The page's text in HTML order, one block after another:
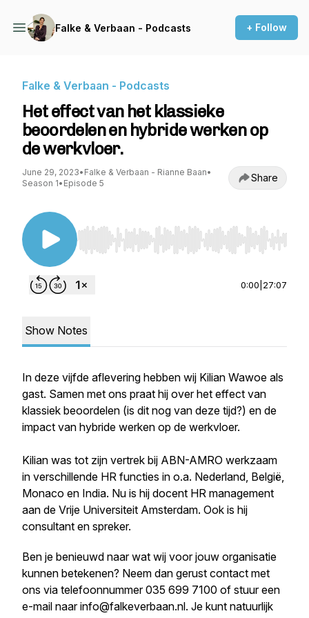
Falke & Verbaan - Podcasts + Follow
Falke & Verbaan - Podcasts
Het effect van het klassieke
beoordelen en hybride werken op
de werkvloer.
June 29, 2023• Falke & Verbaan - Rianne Baan•
Season 1• Episode 5 Share
Use Left/Right to seek, Home/End to jump to
0:00 27:07
Show Notes
In deze vijfde aflevering hebben wij Kilian Wawoe als
gast. Samen met ons praat hij over het effect van
klassiek beoordelen (is dit nog van deze tijd?) en de
impact van hybride werken op de werkvloer.
Kilian was tot zijn vertrek bij ABN-AMRO werkzaam
in verschillende HR functies in o.a. Nederland, België,
Monaco en India. Nu is hij docent HR management
aan de Vrije Universiteit Amsterdam. Ook is hij
consultant en spreker.
Ben je benieuwd naar wat wij voor jouw organisatie
kunnen betekenen? Neem dan gerust contact met
ons via telefoonnummer 035 699 7100 of stuur een
e-mail naar info@falkeverbaan.nl. Je kunt natuurlijk